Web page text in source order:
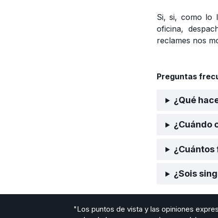
Si, si, como lo
oficina,
reclames nos
Preguntas
¿Qué
¿Cuándo
¿Cuántos
¿Sois
"Los puntos de vista y las opiniones